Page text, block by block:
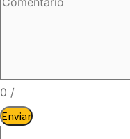
0 /
Enviar